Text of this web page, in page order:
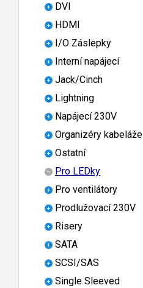
DVI
HDMI
I/O Záslepky
Interní napájecí
Jack/Cinch
Lightning
Napájecí 230V
Organizéry kabeláže
Ostatní
Pro LEDky
Pro ventilátory
Prodlužovací 230V
Risery
SATA
SCSI/SAS
Single Sleeved